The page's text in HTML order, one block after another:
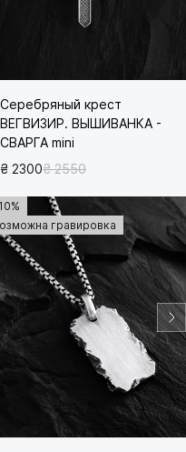
Серебряный крест
ВЕГВИЗИР. ВЫШИВАНКА -
СВАРГА mini
₴ 2300₴ 2550
гравировка